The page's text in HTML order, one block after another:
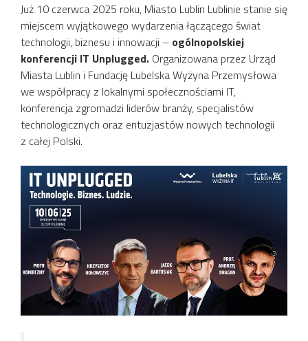
Już 10 czerwca 2025 roku, Miasto Lublin Lublinie stanie się
miejscem wyjątkowego wydarzenia łączącego świat
technologii, biznesu i innowacji – ogólnopolskiej
konferencji IT Unplugged. Organizowana przez Urząd
Miasta Lublin i Fundację Lubelska Wyżyna Przemysłowa
we współpracy z lokalnymi społecznościami IT,
konferencja zgromadzi liderów branży, specjalistów
technologicznych oraz entuzjastów nowych technologii
z całej Polski.